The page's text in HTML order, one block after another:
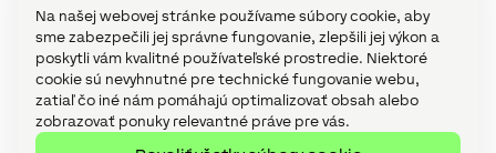
Na našej webovej stránke používame súbory cookie, aby
sme zabezpečili jej správne fungovanie, zlepšili jej výkon a
poskytli vám kvalitné používateľské prostredie. Niektoré
cookie sú nevyhnutné pre technické fungovanie webu,
zatiaľ čo iné nám pomáhajú optimalizovať obsah alebo
zobrazovať ponuky relevantné práve pre vás.